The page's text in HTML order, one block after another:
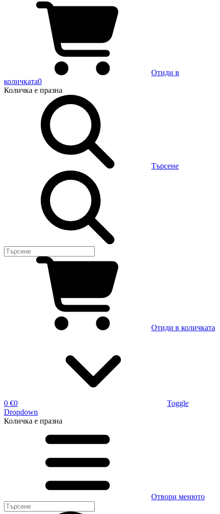
Отиди в
количката0
Количка е празна
Търсене
Отиди в количката
0 €0
Toggle
Dropdown
Количка е празна
Отвори менюто